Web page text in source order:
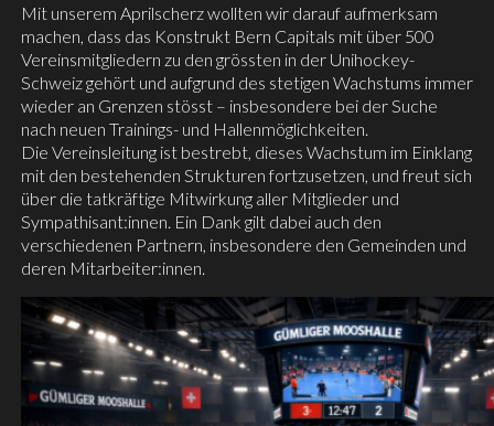
Mit unserem Aprilscherz wollten wir darauf aufmerksam
machen, dass das Konstrukt Bern Capitals mit über 500
Vereinsmitgliedern zu den grössten in der Unihockey-
Schweiz gehört und aufgrund des stetigen Wachstums immer
wieder an Grenzen stösst – insbesondere bei der Suche
nach neuen Trainings- und Hallenmöglichkeiten.
Die Vereinsleitung ist bestrebt, dieses Wachstum im Einklang
mit den bestehenden Strukturen fortzusetzen, und freut sich
über die tatkräftige Mitwirkung aller Mitglieder und
Sympathisant:innen. Ein Dank gilt dabei auch den
verschiedenen Partnern, insbesondere den Gemeinden und
deren Mitarbeiter:innen.